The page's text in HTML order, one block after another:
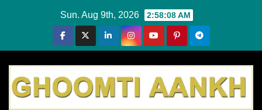
Sun. Aug 9th, 2026 2:58:08 AM